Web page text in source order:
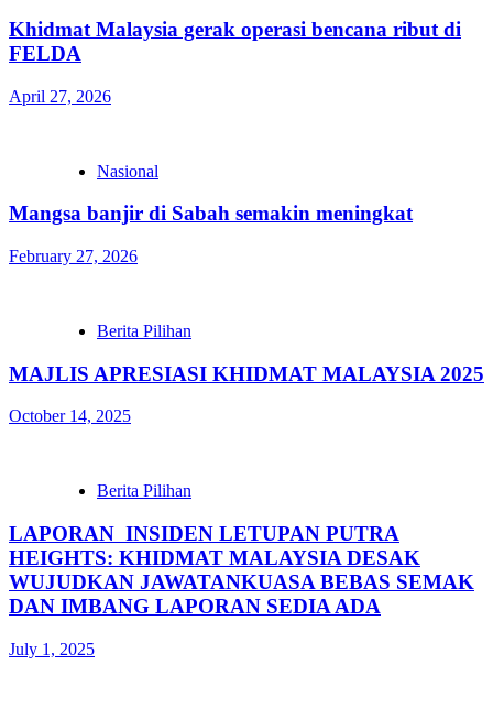
Khidmat Malaysia gerak operasi bencana ribut di
FELDA
April 27, 2026
Nasional
Mangsa banjir di Sabah semakin meningkat
February 27, 2026
Berita Pilihan
MAJLIS APRESIASI KHIDMAT MALAYSIA 2025
October 14, 2025
Berita Pilihan
LAPORAN INSIDEN LETUPAN PUTRA
HEIGHTS: KHIDMAT MALAYSIA DESAK
WUJUDKAN JAWATANKUASA BEBAS SEMAK
DAN IMBANG LAPORAN SEDIA ADA
July 1, 2025